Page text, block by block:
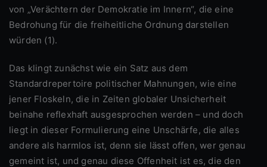
von „Verächtern der Demokratie im Innern“, die eine
Bedrohung für die freiheitliche Ordnung darstellen
würden (1).
Das klingt zunächst wie ein Satz aus dem
Standardrepertoire politischer Mahnungen, wie eine
jener Floskeln, die in Zeiten globaler Unsicherheit
beinahe reflexhaft ausgesprochen werden – und doch
liegt in dieser Formulierung eine Unschärfe, die alles
andere als harmlos ist, denn sie lässt offen, wer genau
gemeint ist, und genau diese Offenheit ist es, die den